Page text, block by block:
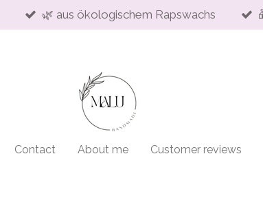
🌿 aus ökologischem Rapswachs
Contact About me Customer reviews